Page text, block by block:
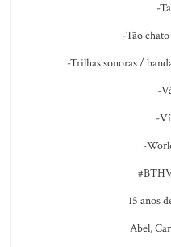
-
-Tão
-Trilhas sonoras /
-
-
-
15 anos
Abel,